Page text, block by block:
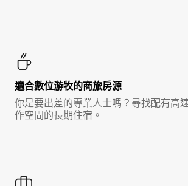
適合數位游牧的商旅房源
你是要出差的專業人士嗎？尋找配有高
作空間的長期住宿。